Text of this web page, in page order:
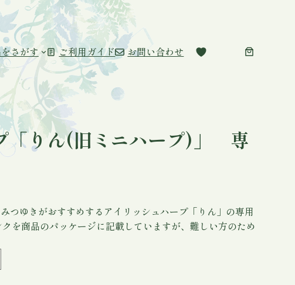
さがす ご利用ガイド お問い合わせ
「りん(旧ミニハープ)」 専
つゆきがおすすめするアイリッシュハープ「りん」の専用
を商品のパッケージに記載していますが、難しい方のため